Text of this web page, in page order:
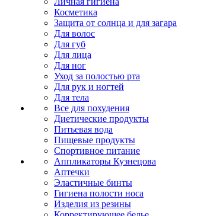
Косметика
Защита от солнца и для загара
Для волос
Для губ
Для лица
Для ног
Уход за полостью рта
Для рук и ногтей
Для тела
Все для похудения
Диетические продукты
Питьевая вода
Пищевые продукты
Спортивное питание
Аппликаторы Кузнецова
Аптечки
Эластичные бинты
Гигиена полости носа
Изделия из резины